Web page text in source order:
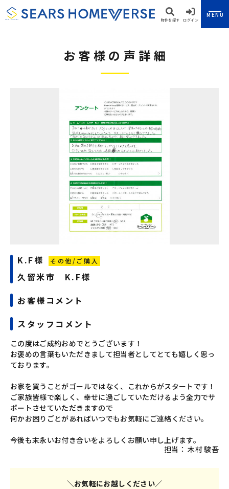
物件を探す ログイン
MENU
お客様の声詳細
K.F様 その他/ご購入
久留米市 K.F様
お客様コメント
スタッフコメント
この度はご成約おめでとうございます！
お褒めの言葉もいただきまして担当者としてとても嬉しく思っ
ております。
お家を買うことがゴールではなく、これからがスタートです！
ご家族皆様で楽しく、幸せに過ごしていただけるよう全力でサ
ポートさせていただきますので
何かお困りごとがあればいつでもお気軽にご連絡ください。
今後も末永いお付き合いをよろしくお願い申し上げます。
担当：木村 駿吾
＼お気軽にお越しください／